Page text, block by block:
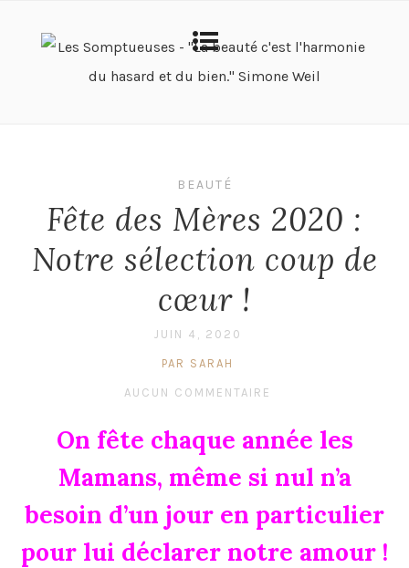
BEAUTÉ
Fête des Mères 2020 :
Notre sélection coup de
cœur !
JUIN 4, 2020
PAR SARAH
AUCUN COMMENTAIRE
On fête chaque année les
Mamans, même si nul n’a
besoin d’un jour en particulier
pour lui déclarer notre amour !